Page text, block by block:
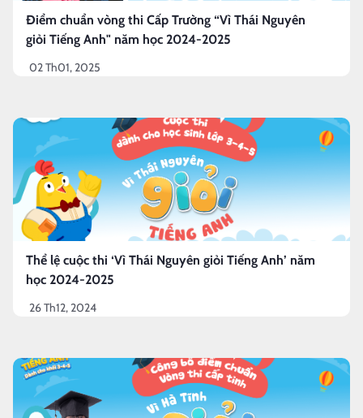
Điểm chuẩn vòng thi Cấp Trường “Vì Thái Nguyên
giỏi Tiếng Anh" năm học 2024-2025
02 Th01, 2025
Thể lệ cuộc thi ‘Vì Thái Nguyên giỏi Tiếng Anh’ năm
học 2024-2025
26 Th12, 2024